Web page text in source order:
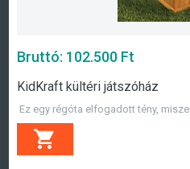
Bruttó: 102.500 Ft
KidKraft kültéri játszóház
Ez egy régóta elfogadott tény,